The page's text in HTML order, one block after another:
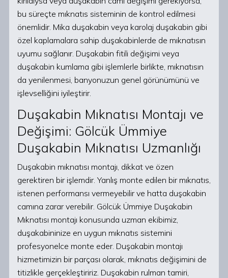
bu süreçte mıknatıs sisteminin de kontrol edilmesi
önemlidir. Mika duşakabin veya karolaj duşakabin gibi
özel kaplamalara sahip duşakabinlerde de mıknatısın
uyumu sağlanır. Duşakabin fitili değişimi veya
duşakabin kumlama gibi işlemlerle birlikte, mıknatısın
da yenilenmesi, banyonuzun genel görünümünü ve
işlevselliğini iyileştirir.
Duşakabin Mıknatısı Montajı ve
Değişimi: Gölcük Ümmiye
Duşakabin Mıknatısı Uzmanlığı
Duşakabin mıknatısı montajı, dikkat ve özen
gerektiren bir işlemdir. Yanlış monte edilen bir mıknatıs,
istenen performansı vermeyebilir ve hatta duşakabin
camına zarar verebilir. Gölcük Ümmiye Duşakabin
Mıknatısı montajı konusunda uzman ekibimiz,
duşakabininize en uygun mıknatıs sistemini
profesyonelce monte eder. Duşakabin montajı
hizmetimizin bir parçası olarak, mıknatıs değişimini de
titizlikle gerçekleştiririz. Duşakabin rulman tamiri,